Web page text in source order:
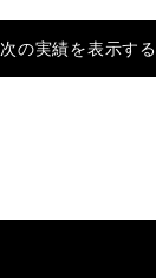
次の実績を表示する